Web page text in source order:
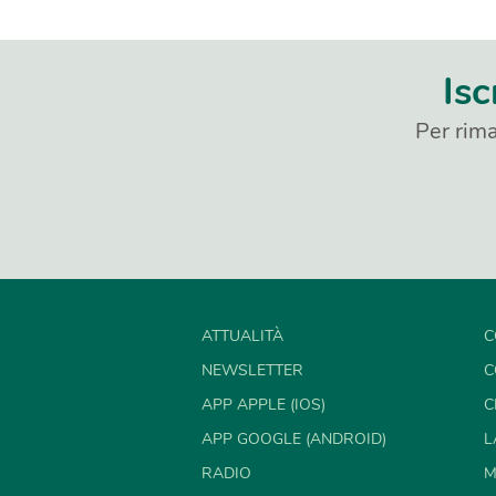
Per
ATTUALITÀ
NEWSLETTER
APP APPLE (IOS)
APP GOOGLE (ANDROID)
RADIO